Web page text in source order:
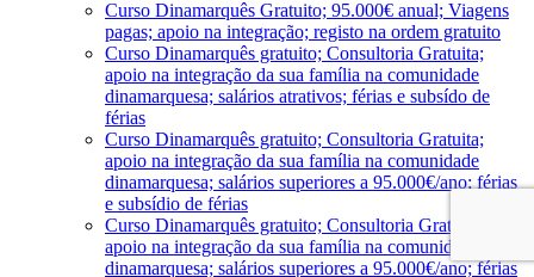
Curso Dinamarquês Gratuito; 95.000€ anual; Viagens
pagas; apoio na integração; registo na ordem gratuito
Curso Dinamarquês gratuito; Consultoria Gratuita;
apoio na integração da sua família na comunidade
dinamarquesa; salários atrativos; férias e subsído de
férias
Curso Dinamarquês gratuito; Consultoria Gratuita;
apoio na integração da sua família na comunidade
dinamarquesa; salários superiores a 95.000€/ano; férias
e subsídio de férias
Curso Dinamarquês gratuito; Consultoria Gratuita;
apoio na integração da sua família na comunidade
dinamarquesa; salários superiores a 95.000€/ano; férias